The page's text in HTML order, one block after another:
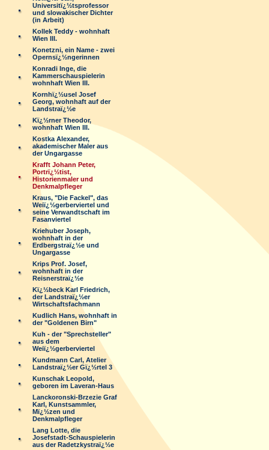
Universitï¿½tsprofessor
und slowakischer Dichter
(in Arbeit)
Kollek Teddy - wohnhaft
Wien III.
Konetzni, ein Name - zwei
Opernsï¿½ngerinnen
Konradi Inge, die
Kammerschauspielerin
wohnhaft Wien III.
Kornhï¿½usel Josef
Georg, wohnhaft auf der
Landstraï¿½e
Kï¿½rner Theodor,
wohnhaft Wien III.
Kostka Alexander,
akademischer Maler aus
der Ungargasse
Krafft Johann Peter,
Portrï¿½tist,
Historienmaler und
Denkmalpfleger
Kraus, "Die Fackel", das
Weiï¿½gerberviertel und
seine Verwandtschaft im
Fasanviertel
Kriehuber Joseph,
wohnhaft in der
Erdbergstraï¿½e und
Ungargasse
Krips Prof. Josef,
wohnhaft in der
Reisnerstraï¿½e
Kï¿½beck Karl Friedrich,
der Landstraï¿½er
Wirtschaftsfachmann
Kudlich Hans, wohnhaft in
der "Goldenen Birn"
Kuh - der "Sprechsteller"
aus dem
Weiï¿½gerberviertel
Kundmann Carl, Atelier
Landstraï¿½er Gï¿½rtel 3
Kunschak Leopold,
geboren im Laveran-Haus
Lanckoronski-Brzezie Graf
Karl, Kunstsammler,
Mï¿½zen und
Denkmalpfleger
Lang Lotte, die
Josefstadt-Schauspielerin
aus der Radetzkystraï¿½e